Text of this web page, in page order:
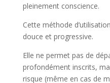
pleinement conscience.
Cette méthode
douce et progressive.
Elle ne permet pas de
profondément inscrits,
risque (même en cas de